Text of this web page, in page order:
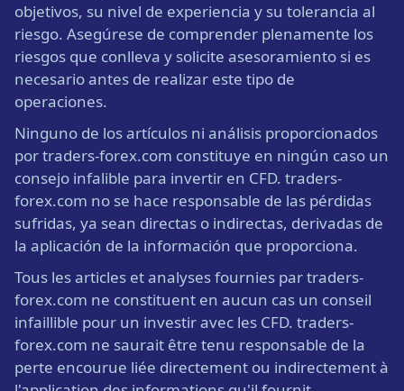
objetivos, su nivel de experiencia y su tolerancia al
riesgo. Asegúrese de comprender plenamente los
riesgos que conlleva y solicite asesoramiento si es
necesario antes de realizar este tipo de
operaciones.
Ninguno de los artículos ni análisis proporcionados
por traders-forex.com constituye en ningún caso un
consejo infalible para invertir en CFD. traders-
forex.com no se hace responsable de las pérdidas
sufridas, ya sean directas o indirectas, derivadas de
la aplicación de la información que proporciona.
Tous les articles et analyses fournies par traders-
forex.com ne constituent en aucun cas un conseil
infaillible pour un investir avec les CFD. traders-
forex.com ne saurait être tenu responsable de la
perte encourue liée directement ou indirectement à